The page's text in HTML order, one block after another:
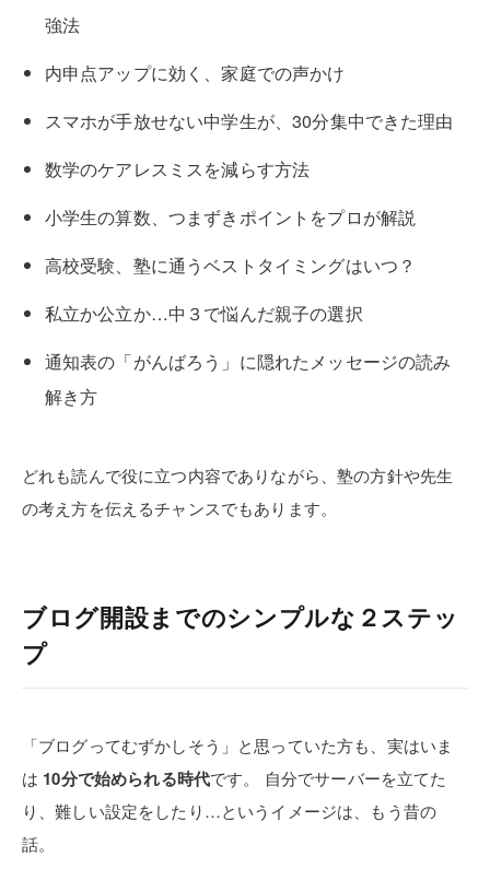
強法
内申点アップに効く、家庭での声かけ
スマホが手放せない中学生が、30分集中できた理由
数学のケアレスミスを減らす方法
小学生の算数、つまずきポイントをプロが解説
高校受験、塾に通うベストタイミングはいつ？
私立か公立か…中３で悩んだ親子の選択
通知表の「がんばろう」に隠れたメッセージの読み
解き方
どれも読んで役に立つ内容でありながら、塾の方針や先生
の考え方を伝えるチャンスでもあります。
ブログ開設までのシンプルな２ステッ
プ
「ブログってむずかしそう」と思っていた方も、実はいま
は 10分で始められる時代です。
自分でサーバーを立てた
り、難しい設定をしたり…というイメージは、もう昔の
話。